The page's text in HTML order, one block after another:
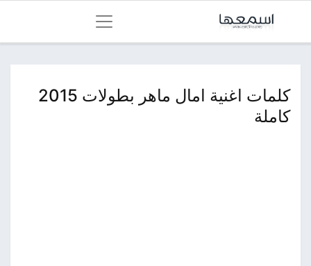
كلمات اغنية امال ماهر بطولات 2015
كاملة